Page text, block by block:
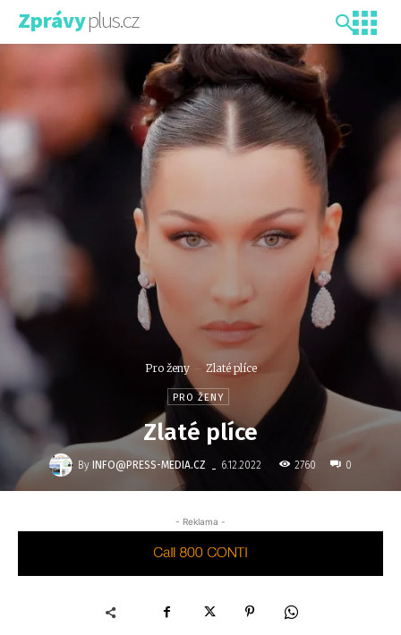
Zprávyplus.cz
Pro ženy Zlaté plíce
PRO ŽENY
Zlaté plíce
By INFO@PRESS-MEDIA.CZ - 6.12.2022 2760 0
- Reklama -